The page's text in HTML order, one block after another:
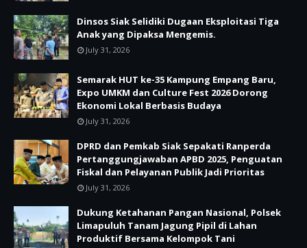
Dinsos Siak Selidiki Dugaan Eksploitasi Tiga
Anak yang Dipaksa Mengemis.
July 31, 2026
Semarak HUT ke-35 Kampung Empang Baru,
Expo UMKM dan Culture Fest 2026 Dorong
Ekonomi Lokal Berbasis Budaya
July 31, 2026
DPRD dan Pemkab Siak Sepakati Ranperda
Pertanggungjawaban APBD 2025, Penguatan
Fiskal dan Pelayanan Publik Jadi Prioritas
July 31, 2026
Dukung Ketahanan Pangan Nasional, Polsek
Limapuluh Tanam Jagung Pipil di Lahan
Produktif Bersama Kelompok Tani